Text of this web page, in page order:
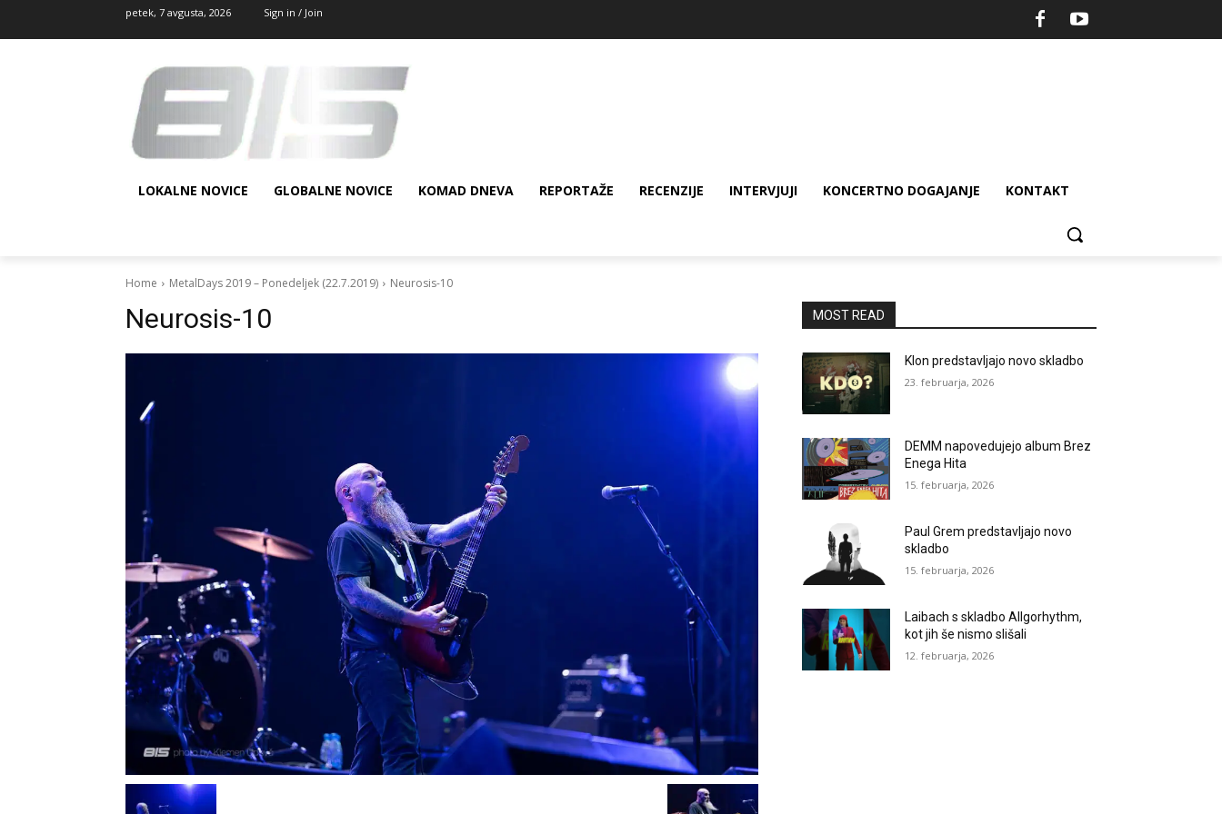
petek, 7 avgusta, 2026 Sign in / Join
LOKALNE NOVICE GLOBALNE NOVICE KOMAD DNEVA REPORTAŽE RECENZIJE INTERVJUJI KONCERTNO DOGAJANJE KONTAKT
Home MetalDays 2019 – Ponedeljek (22.7.2019) Neurosis-10
Neurosis-10 MOST READ
Klon predstavljajo novo skladbo
23. februarja, 2026
DEMM napovedujejo album Brez
Enega Hita
15. februarja, 2026
Paul Grem predstavljajo novo
skladbo
15. februarja, 2026
Laibach s skladbo Allgorhythm,
kot jih še nismo slišali
12. februarja, 2026